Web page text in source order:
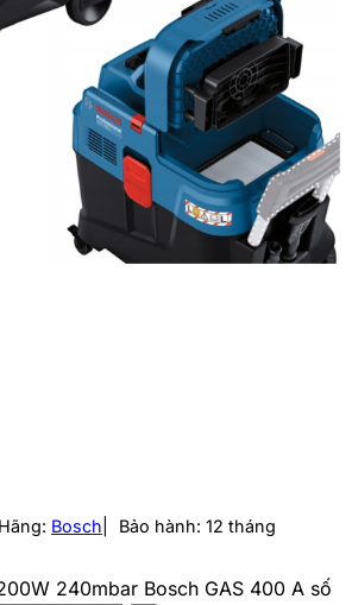
Hãng: Bosch Bảo hành: 12 tháng
240mbar Bosch GAS 400 A số